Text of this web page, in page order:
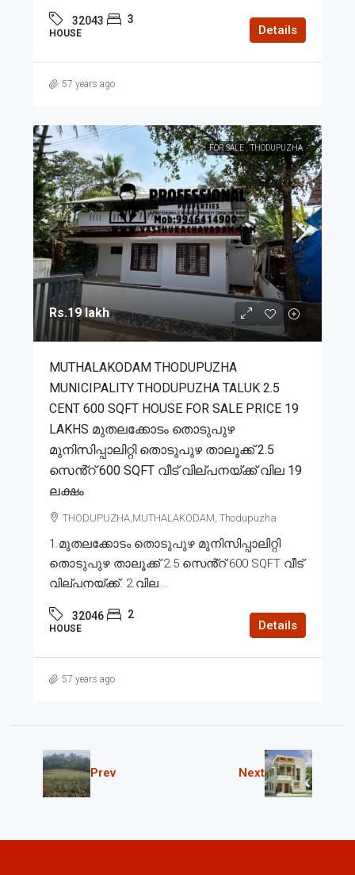
32043 3
HOUSE Details
57 years ago
FOR SALE THODUPUZHA
Rs.19 lakh
MUTHALAKODAM THODUPUZHA
MUNICIPALITY THODUPUZHA TALUK 2.5
CENT 600 SQFT HOUSE FOR SALE PRICE 19
LAKHS മുതലക്കോടം തൊടുപുഴ
മുനിസിപ്പാലിറ്റി തൊടുപുഴ താലൂക്ക് 2.5
സെൻ്റ് 600 SQFT വീട് വില്പനയ്ക്ക് വില 19
ലക്ഷം
THODUPUZHA,MUTHALAKODAM, Thodupuzha
1.മുതലക്കോടം തൊടുപുഴ മുനിസിപ്പാലിറ്റി
തൊടുപുഴ താലൂക്ക് 2.5 സെൻ്റ് 600 SQFT വീട്
വില്പനയ്ക്ക്. 2.വില...
32046 2
HOUSE Details
57 years ago
Prev Next